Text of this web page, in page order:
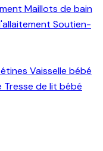
Maillots de bain
Soutien-
Vaisselle bébé
Tresse de lit bébé